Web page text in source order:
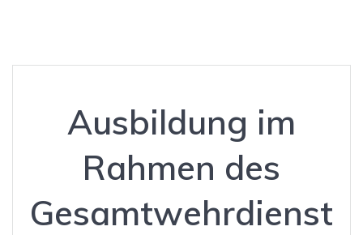
Ausbildung im
Rahmen des
Gesamtwehrdienst